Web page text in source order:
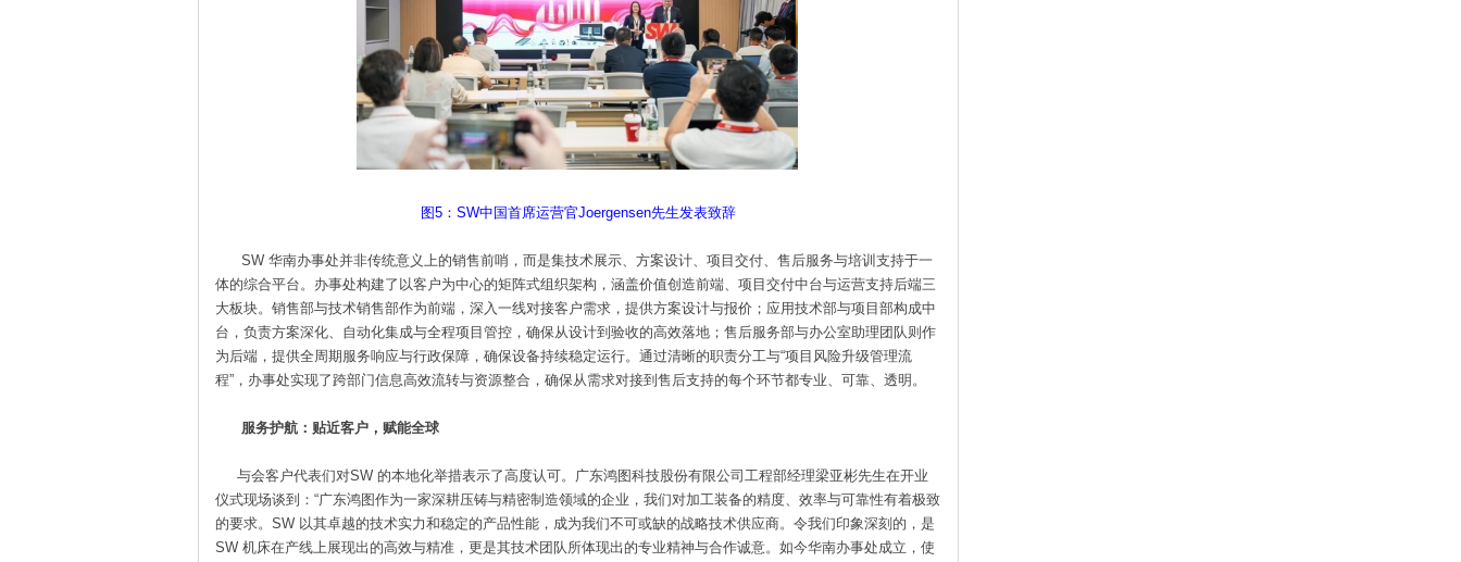
图5：SW中国首席运营官Joergensen先生发表致辞
SW 华南办事处并非传统意义上的销售前哨，而是集技术展示、方案设计、项目交付、售后服务与培训支持于一
体的综合平台。办事处构建了以客户为中心的矩阵式组织架构，涵盖价值创造前端、项目交付中台与运营支持后端三
大板块。销售部与技术销售部作为前端，深入一线对接客户需求，提供方案设计与报价；应用技术部与项目部构成中
台，负责方案深化、自动化集成与全程项目管控，确保从设计到验收的高效落地；售后服务部与办公室助理团队则作
为后端，提供全周期服务响应与行政保障，确保设备持续稳定运行。通过清晰的职责分工与“项 目风险升级管理流
程”，办事处实现了跨部门信息高效流转与资源整合，确保从需求对接到售后支持的每个环节都专业、可靠、透明。
服务护航：贴近客户，赋能全球
与会客户代表们对SW 的本地化举措表示了高度认可。广东鸿图科技股份有限公司工程部经理梁亚彬先生在开业
仪式现场谈到：“广东鸿图作为一家深耕压铸与精密制造领域的企业，我们对加工装备的精度、效率与可靠性有着极致
的要求。SW 以其卓越的技术实力和稳定的产品性能，成为我们不可或缺的战略技术供应商。令我们印象深刻的，是
SW 机床在产线上展现出的高效与精准，更是其技术团队所体现出的专业精神与合作诚意。如今华南办事处成立，使